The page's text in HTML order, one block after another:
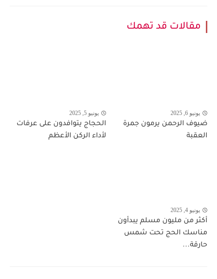
مقالات قد تهمك
يونيو 6, 2025
ضيوف الرحمن يرمون جمرة
العقبة
يونيو 5, 2025
الحجاج يتوافدون على عرفات
لأداء الركن الأعظم
يونيو 4, 2025
أكثر من مليون مسلم يبدأون
مناسك الحج تحت شمس
حارقة...